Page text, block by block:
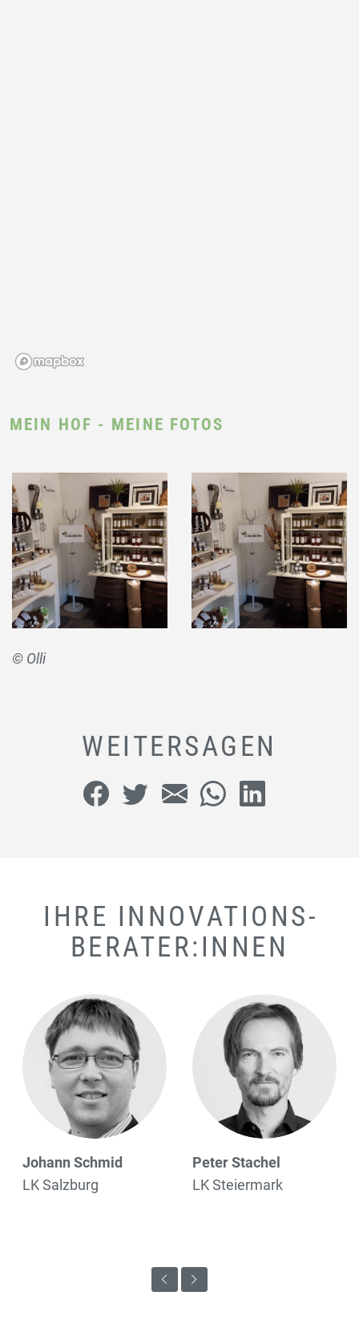
MEIN HOF - MEINE FOTOS
© Olli
WEITERSAGEN
IHRE INNOVATIONS­
BERATER:INNEN
Peter Stachel
LK Steiermark
Veronika
LK